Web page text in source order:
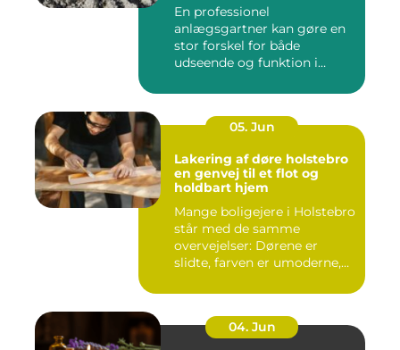
En professionel
anlægsgartner kan gøre en
stor forskel for både
udseende og funktion i
05. Jun
Lakering af døre holstebro
en genvej til et flot og
holdbart hjem
Mange boligejere i Holstebro
står med de samme
overvejelser: Dørene er
slidte, farven er umoderne,
04. Jun